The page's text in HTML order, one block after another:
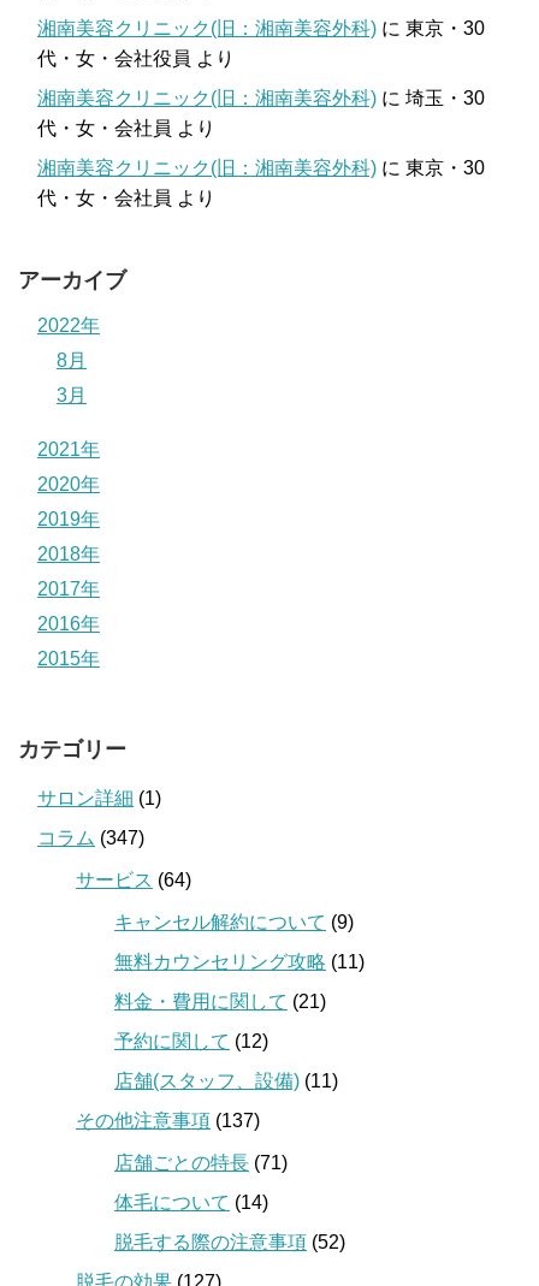
湘南美容クリニック(旧：湘南美容外科) に 東京・30
代・女・会社役員 より
湘南美容クリニック(旧：湘南美容外科) に 埼玉・30
代・女・会社員 より
湘南美容クリニック(旧：湘南美容外科) に 東京・30
代・女・会社員 より
アーカイブ
2022年
8月
3月
2021年
2020年
2019年
2018年
2017年
2016年
2015年
カテゴリー
サロン詳細 (1)
コラム (347)
サービス (64)
キャンセル解約について (9)
無料カウンセリング攻略 (11)
料金・費用に関して (21)
予約に関して (12)
店舗(スタッフ、設備) (11)
その他注意事項 (137)
店舗ごとの特長 (71)
体毛について (14)
脱毛する際の注意事項 (52)
脱毛の効果 (127)